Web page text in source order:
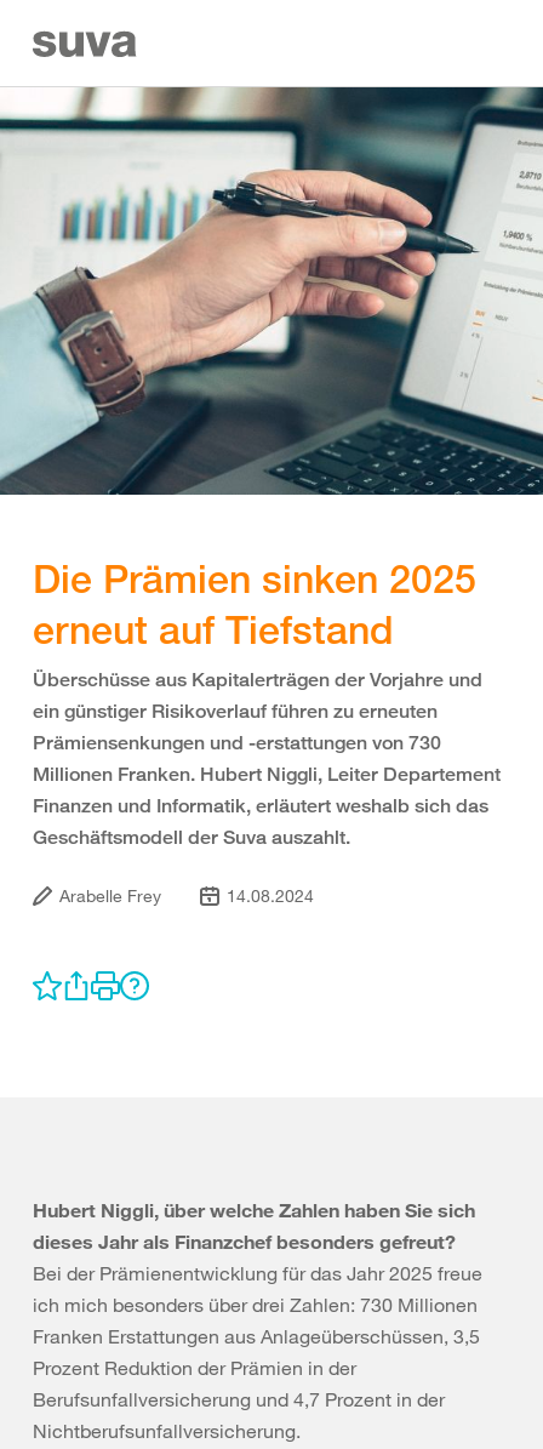
Die Prämien sinken 2025
erneut auf Tiefstand
Überschüsse aus Kapitalerträgen der Vorjahre und
ein günstiger Risikoverlauf führen zu erneuten
Prämiensenkungen und -erstattungen von 730
Millionen Franken. Hubert Niggli, Leiter Departement
Finanzen und Informatik, erläutert weshalb sich das
Geschäftsmodell der Suva auszahlt.
Arabelle Frey 14.08.2024
Hubert Niggli, über welche Zahlen haben Sie sich
dieses Jahr als Finanzchef besonders gefreut?
Bei der Prämienentwicklung für das Jahr 2025 freue
ich mich besonders über drei Zahlen: 730 Millionen
Franken Erstattungen aus Anlageüberschüssen, 3,5
Prozent Reduktion der Prämien in der
Berufsunfallversicherung und 4,7 Prozent in der
Nichtberufsunfallversicherung.